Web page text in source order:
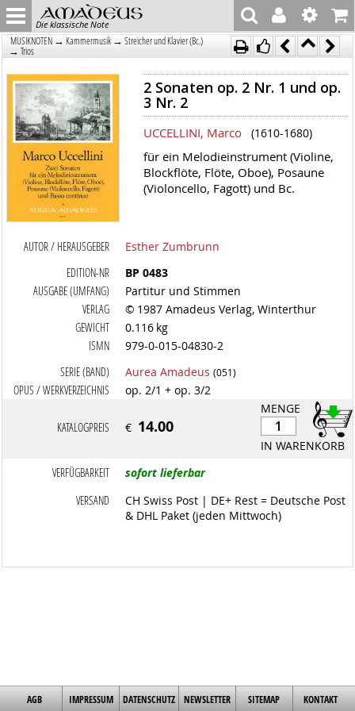
Die klassische Note
MUSIKNOTEN → Kammermusik → Streicher und Klavier (Bc.)
→ Trios
2 Sonaten op. 2 Nr. 1 und op.
3 Nr. 2
UCCELLINI, Marco (1610-1680)
für ein Melodieinstrument (Violine,
Blockflöte, Flöte, Oboe), Posaune
(Violoncello, Fagott) und Bc.
AUTOR / HERAUSGEBER
Esther Zumbrunn
EDITION-NR
BP 0483
AUSGABE (UMFANG)
Partitur und Stimmen
VERLAG
© 1987 Amadeus Verlag, Winterthur
GEWICHT
0.116 kg
ISMN
979-0-015-04830-2
SERIE (BAND)
Aurea Amadeus (051)
OPUS / WERKVERZEICHNIS
op. 2/1 + op. 3/2
MENGE
IN WARENKORB
KATALOGPREIS € 14.00
VERFÜGBARKEIT
sofort lieferbar
VERSAND
CH Swiss Post | DE+ Rest = Deutsche Post
& DHL Paket (jeden Mittwoch)
AGB IMPRESSUM DATENSCHUTZ NEWSLETTER SITEMAP KONTAKT